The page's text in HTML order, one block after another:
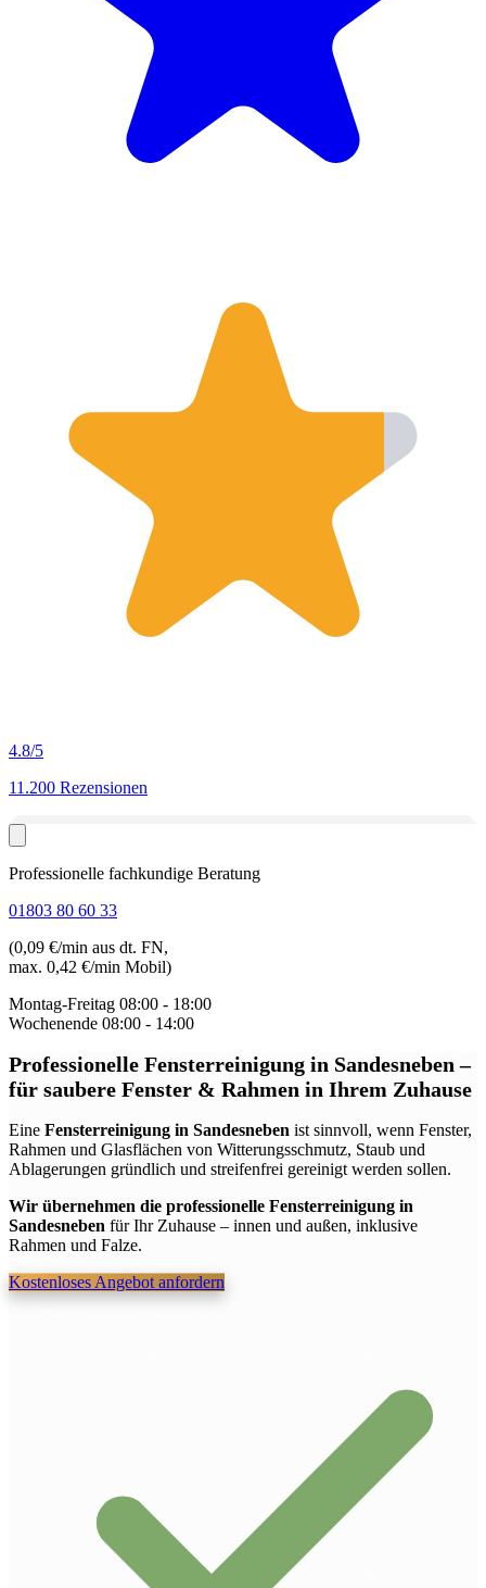
4.8/5
11.200 Rezensionen
Professionelle fachkundige Beratung
01803 80 60 33
(0,09 €/min aus dt. FN,
max. 0,42 €/min Mobil)
Montag-Freitag 08:00 - 18:00
Wochenende 08:00 - 14:00
Professionelle Fensterreinigung in Sandesneben–
für saubere Fenster & Rahmen in Ihrem Zuhause
Eine Fensterreinigung in Sandesneben ist sinnvoll, wenn Fenster,
Rahmen und Glasflächen von Witterungsschmutz, Staub und
Ablagerungen gründlich und streifenfrei gereinigt werden sollen.
Wir übernehmen die professionelle Fensterreinigung in
Sandesneben für Ihr Zuhause – innen und außen, inklusive
Rahmen und Falze.
Kostenloses Angebot anfordern